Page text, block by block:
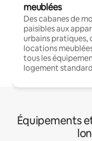
meublées
Des cabanes de
paisibles aux
urbains pratiques,
locations
tous les
logement
Équipements